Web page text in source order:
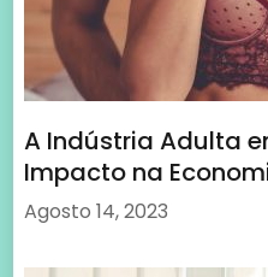
A Indústria Adulta
Impacto na
Agosto 14, 2023